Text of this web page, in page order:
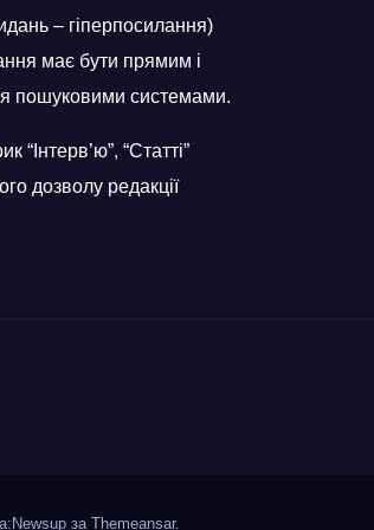
– гіперпосилання)
має бути прямим і
пошуковими системами.
“Інтерв’ю”, “Статті”
дозволу редакції
заThemeansar.